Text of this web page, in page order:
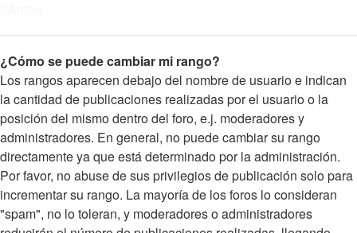
¿Cómo se puede cambiar mi rango?
Los rangos aparecen debajo del nombre de usuario e indican
la cantidad de publicaciones realizadas por el usuario o la
posición del mismo dentro del foro, e.j. moderadores y
administradores. En general, no puede cambiar su rango
directamente ya que está determinado por la administración.
Por favor, no abuse de sus privilegios de publicación solo para
incrementar su rango. La mayoría de los foros lo consideran
"spam", no lo toleran, y moderadores o administradores